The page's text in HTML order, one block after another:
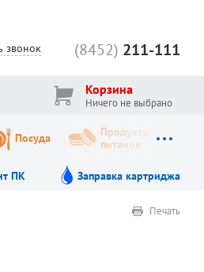
(8452) 211-111
звонок
Корзина
Ничего не выбрано
Посуда
Продукты
питания
ПК Заправка картриджа
Печать